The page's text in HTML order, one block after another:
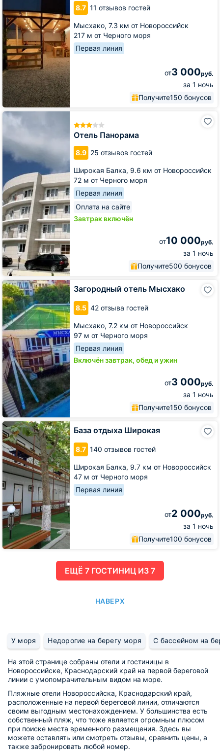
8.7 11 отзывов гостей
Мысхако, 7.3 км от Новороссийск
217 м от Черного моря
Первая линия
от3 000руб.
за 1 ночь
Получите150 бонусов
Мысхако
Отель Панорама
8.9 25 отзывов гостей
Широкая Балка, 9.6 км от Новороссийск
72 м от Черного моря
Первая линия
Оплата на сайте
Завтрак включён
от10 000руб.
за 1 ночь
Получите500 бонусов
Отель
Загородный отель Мысхако
8.5 42 отзыва гостей
Мысхако, 7.2 км от Новороссийск
97 м от Черного моря
Первая линия
Включён завтрак, обед и ужин
от3 000руб.
за 1 ночь
Получите150 бонусов
Загородный
отель
Мысхако
База отдыха Широкая
8.7 140 отзывов гостей
Широкая Балка, 9.7 км от Новороссийск
47 м от Черного моря
Первая линия
от2 000руб.
за 1 ночь
Получите100 бонусов
База
отдыха
Широкая
ЕЩË 7 ГОСТИНИЦ ИЗ 7
НАВЕРХ
У моря Недорогие на берегу моря С бассейном на
На этой странице собраны отели и гостиницы в
Новороссийске, Краснодарский край на первой береговой
линии с умопомрачительным видом на море.
Пляжные отели Новороссийска, Краснодарский край,
расположенные на первой береговой линии, отличаются
своим выгодным местонахождением. У большинства есть
собственный пляж, что тоже является огромным плюсом
при поиске места временного размещения. Здесь вы
можете оставлять или смотреть отзывы, сравнить цены, а
также забронировать любой номер.